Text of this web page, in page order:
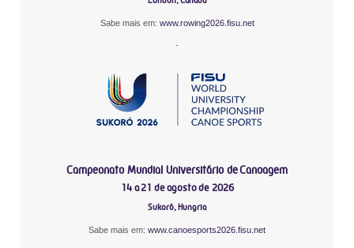
Sabe mais em: www.rowing2026.fisu.net
-
Campeonato Mundial Universitário de Canoagem
14 a 21 de agosto de 2026
Sukoró, Hungria
Sabe mais em: www.canoesports2026.fisu.net